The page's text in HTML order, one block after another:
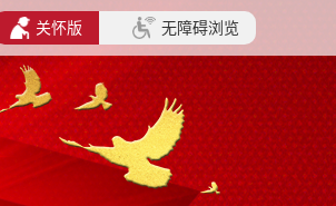
关怀版 无障碍浏览